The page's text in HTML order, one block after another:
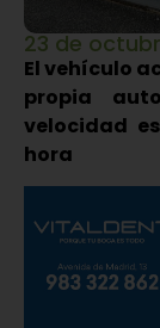
23 de
El vehículo
propia
velocidad
hora